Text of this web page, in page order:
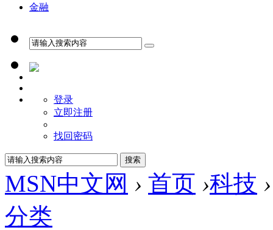
金融
登录
立即注册
找回密码
MSN中文网 › 首页 ›科技 ›
分类